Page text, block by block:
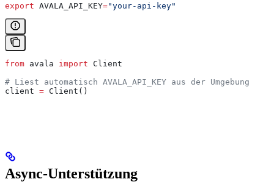
export AVALA_API_KEY="your-api-key"
from avala import Client
# Liest automatisch AVALA_API_KEY aus der Umgebung
client = Client()
Async-Unterstützung